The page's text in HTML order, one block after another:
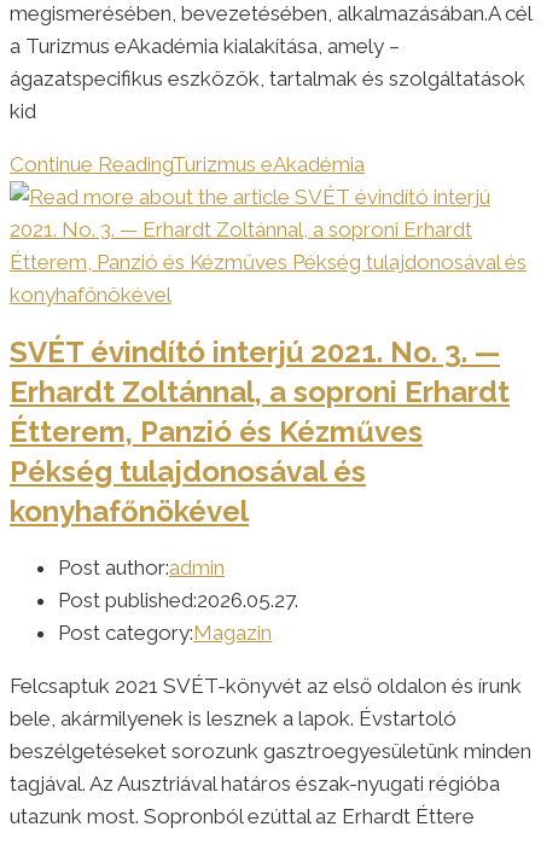
megismerésében, bevezetésében, alkalmazásában.A cél
a Turizmus eAkadémia kialakítása, amely –
ágazatspecifikus eszközök, tartalmak és szolgáltatások
kid
Continue ReadingTurizmus eAkadémia
SVÉT évindító interjú 2021. No. 3. —
Erhardt Zoltánnal, a soproni Erhardt
Étterem, Panzió és Kézműves
Pékség tulajdonosával és
konyhafőnökével
Post author:admin
Post published:2026.05.27.
Post category:Magazin
Felcsaptuk 2021 SVÉT-könyvét az első oldalon és írunk
bele, akármilyenek is lesznek a lapok. Évstartoló
beszélgetéseket sorozunk gasztroegyesületünk minden
tagjával. Az Ausztriával határos észak-nyugati régióba
utazunk most. Sopronból ezúttal az Erhardt Éttere